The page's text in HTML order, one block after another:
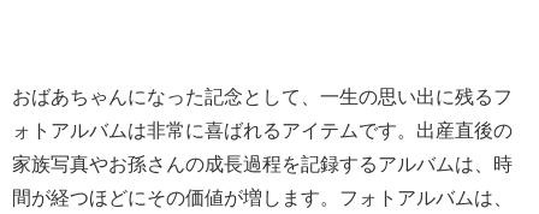
おばあちゃんになった記念として、一生の思い出に残るフ
ォトアルバムは非常に喜ばれるアイテムです。出産直後の
家族写真やお孫さんの成長過程を記録するアルバムは、時
間が経つほどにその価値が増します。フォトアルバムは、